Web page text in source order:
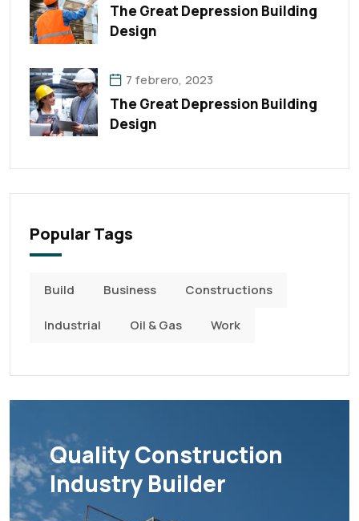
The Great Depression Building
Design
7 febrero, 2023
The Great Depression Building
Design
Popular Tags
Build Business Constructions
Industrial Oil & Gas Work
Quality Construction
Industry Builder